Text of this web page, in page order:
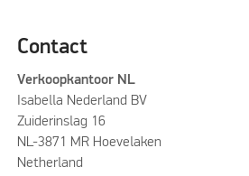
Contact
Verkoopkantoor NL
Isabella Nederland BV
Zuiderinslag 16
NL-3871 MR Hoevelaken
Netherland